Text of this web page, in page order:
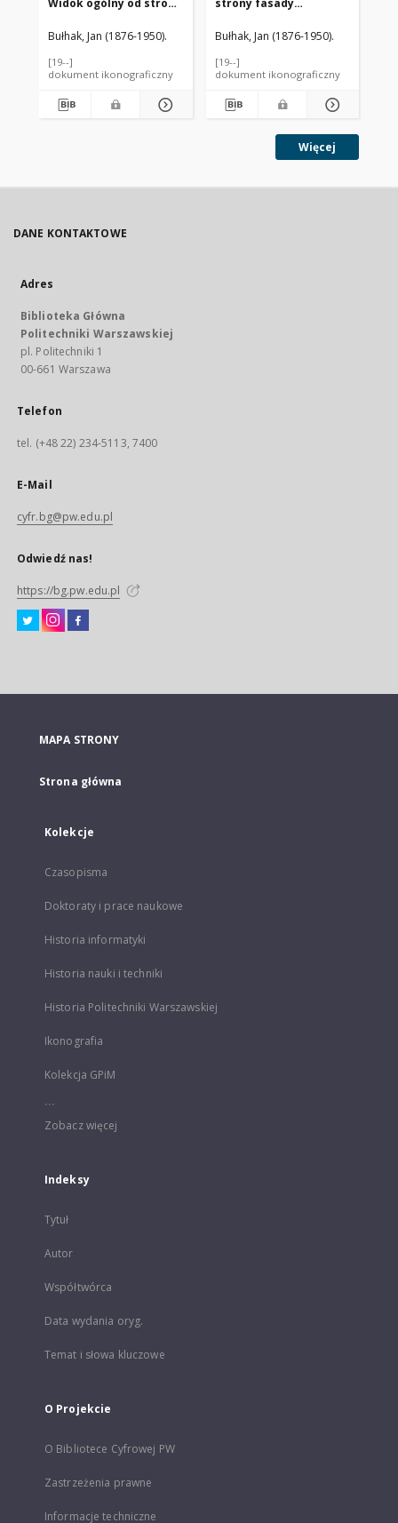
Widok ogólny od strony
roku. Bydgoszcz
Bułhak, Jan (1876-1950).
[19--]
dokument ikonograficzny
strony fasady
roku. Bydgoszcz
Bułhak, Jan (1876-1950).
[19--]
dokument ikonograficzny
Więcej
DANE KONTAKTOWE
Adres
Biblioteka Główna
Politechniki Warszawskiej
pl. Politechniki 1
00-661 Warszawa
Telefon
tel. (+48 22) 234-5113, 7400
E-Mail
cyfr.bg@pw.edu.pl
Odwiedź nas!
https://bg.pw.edu.pl
MAPA STRONY
Strona główna
Kolekcje
Czasopisma
Doktoraty i prace naukowe
Historia informatyki
Historia nauki i techniki
Historia Politechniki Warszawskiej
Ikonografia
Kolekcja GPiM
...
Zobacz więcej
Indeksy
Tytuł
Autor
Współtwórca
Data wydania oryg.
Temat i słowa kluczowe
O Projekcie
O Bibliotece Cyfrowej PW
Zastrzeżenia prawne
Informacje techniczne